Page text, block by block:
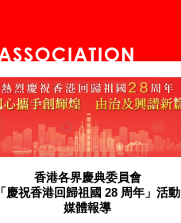
香港各界慶典委員會
「慶祝香港回歸祖國 28 周年」活動
媒體報導